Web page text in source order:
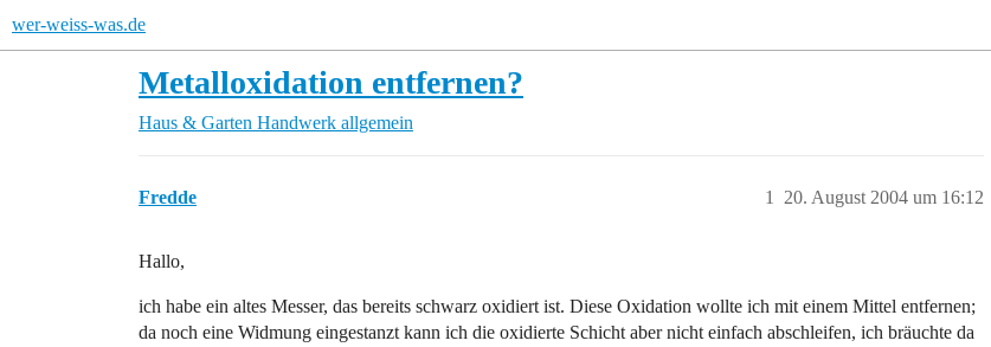
wer-weiss-was.de
Metalloxidation entfernen?
Haus & Garten Handwerk allgemein
Fredde 20. August 2004 um 16:12
1
Hallo,
ich habe ein altes Messer, das bereits schwarz oxidiert ist. Diese Oxidation wollte ich mit einem Mittel entfernen;
da noch eine Widmung eingestanzt kann ich die oxidierte Schicht aber nicht einfach abschleifen, ich bräuchte da